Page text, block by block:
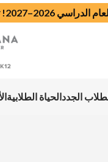
2026–2027!
الحياة الطلابيةالجدد